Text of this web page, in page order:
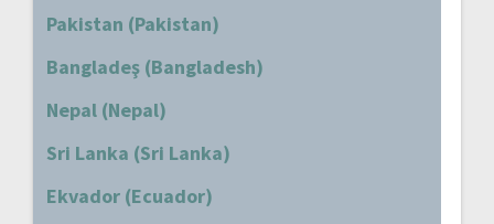
Pakistan (Pakistan)
Bangladeş (Bangladesh)
Nepal (Nepal)
Sri Lanka (Sri Lanka)
Ekvador (Ecuador)